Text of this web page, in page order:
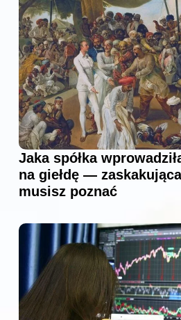
Jaka spółka
na giełdę —
musisz poznać